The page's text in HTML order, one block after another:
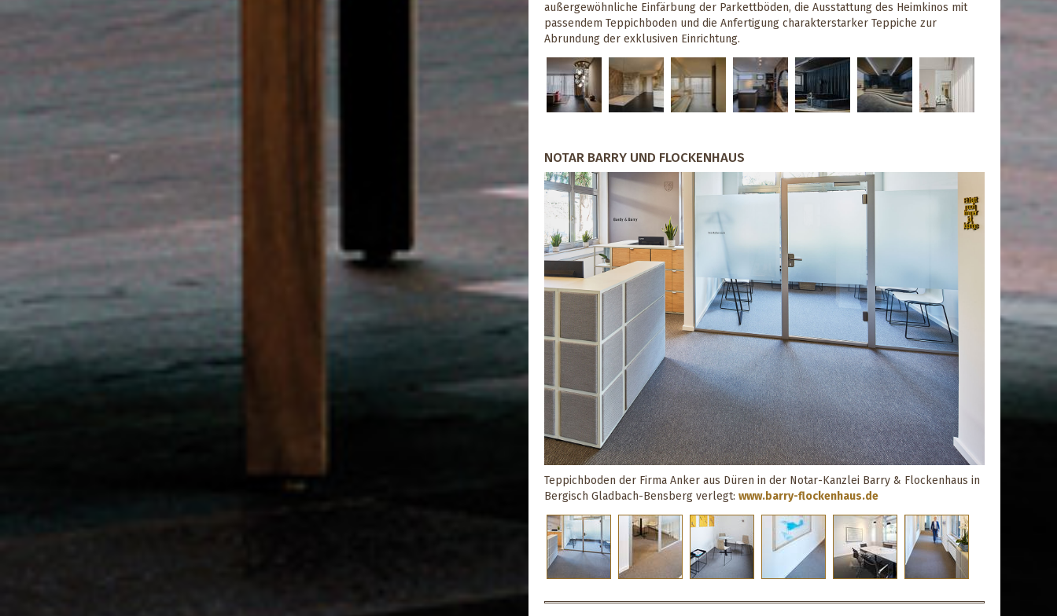
außergewöhnliche Einfärbung der Parkettböden, die Ausstattung des Heimkinos mit
passendem Teppichboden und die Anfertigung charakterstarker Teppiche zur
Abrundung der exklusiven Einrichtung.
NOTAR BARRY UND FLOCKENHAUS
Teppichboden der Firma Anker aus Düren in der Notar-Kanzlei Barry & Flockenhaus in
Bergisch Gladbach-Bensberg verlegt: www.barry-flockenhaus.de